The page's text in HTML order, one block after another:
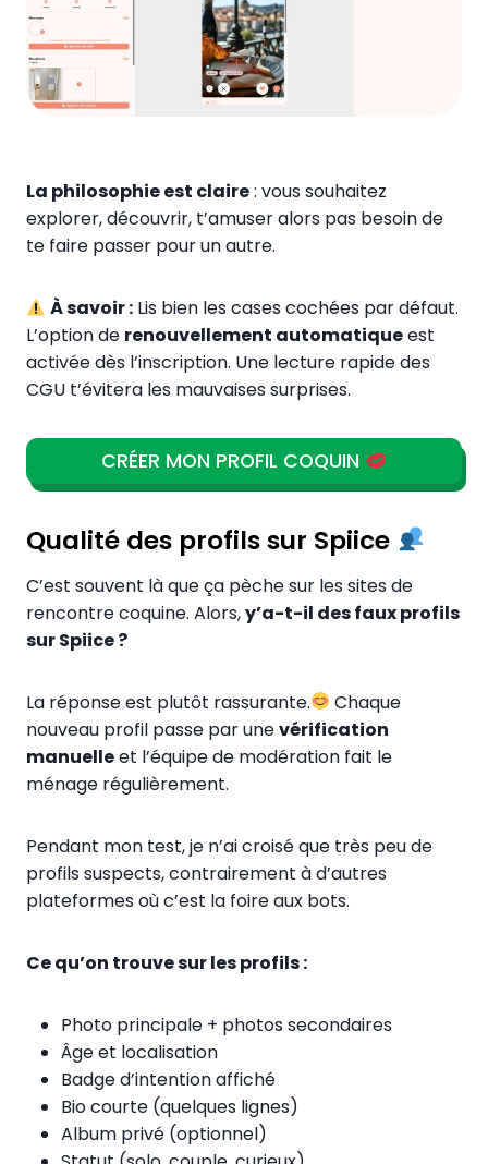
La philosophie est claire: vous souhaitez
explorer, découvrir, t’amuser alors pas besoin de
te faire passer pour un autre.
À savoir : Lis bien les cases cochées par défaut.
L’option de renouvellement automatiqueest
activée dès l’inscription. Une lecture rapide des
CGU t’évitera les mauvaises surprises.
CRÉER MON PROFIL COQUIN
Qualité des profils sur Spiice
C’est souvent là que ça pèche sur les sites de
rencontre coquine. Alors,y’a-t-il des faux profils
sur Spiice ?
La réponse est plutôt rassurante.
Chaque
nouveau profil passe par unevérification
manuelleet l’équipe de modération fait le
ménage régulièrement.
Pendant mon test, je n’ai croisé que très peu de
profils suspects, contrairement à d’autres
plateformes où c’est la foire aux bots.
Ce qu’on trouve sur les profils :
Photo principale + photos secondaires
Âge et localisation
Badge d’intention affiché
Bio courte (quelques lignes)
Album privé (optionnel)